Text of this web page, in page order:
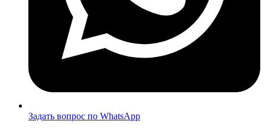
Задать вопрос по WhatsApp